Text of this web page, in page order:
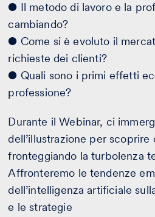
● Il metodo di lavoro e la
cambiando?
● Come si è evoluto il
richieste dei clienti?
● Quali sono i primi effetti
professione?
Durante il Webinar, ci
dell’illustrazione per
fronteggiando la turbolenza
Affronteremo le tendenze
dell’intelligenza artificiale
e le strategie